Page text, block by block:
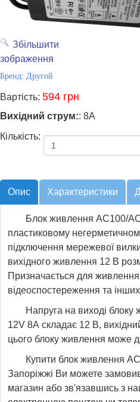
Збільшити
зображення
Бренд: Другой
Вартість: 594 грн
Вихідний струм:: 8А
Кількість:
Опис Характеристики
Блок живлення AC100/
пластиковому
підключення мережевої
вихідного живлення 12 В
Призначається для живлення
відеоспостереження та
Напруга на виході
12V 8А складає 12 В,
цього блоку живлення може
Купити блок живлення
Запоріжжі Ви можете
магазин або зв'язавшись з